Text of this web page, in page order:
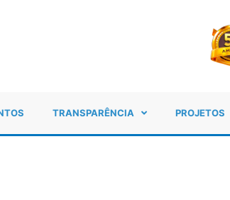
TRANSPARÊNCIA PROJETOS